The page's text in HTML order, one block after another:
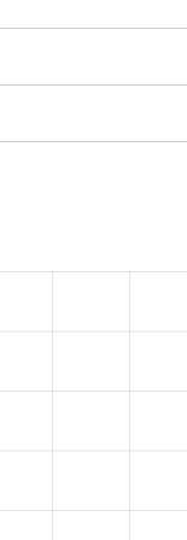
築58年
-
築48年